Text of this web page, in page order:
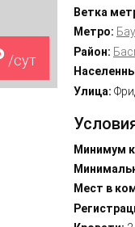
/сут
Ветка
Метро:
Район:
Улица:
Минимум
Мест в